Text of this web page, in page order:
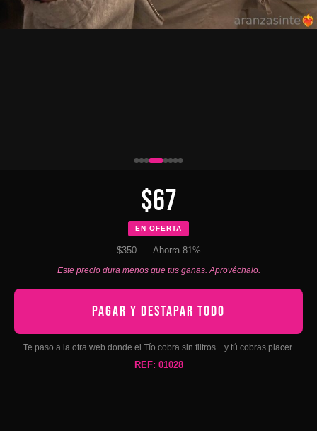
$67
EN OFERTA
$350 — Ahorra 81%
Este precio dura menos que tus ganas. Aprovéchalo.
PAGAR Y DESTAPAR TODO
Te paso a la otra web donde el Tío cobra sin filtros... y tú cobras placer.
REF: 01028